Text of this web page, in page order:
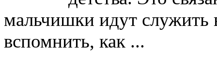
мальчишки идут
вспомнить, как ...